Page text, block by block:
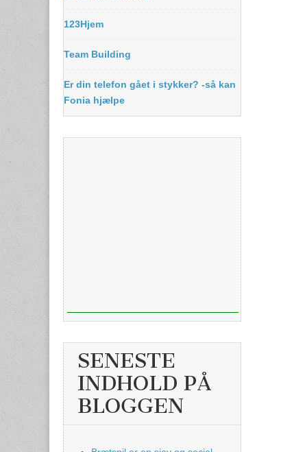
123Hjem
Team Building
Er din telefon gået i stykker? -så kan
Fonia hjælpe
SENESTE
INDHOLD PÅ
BLOGGEN